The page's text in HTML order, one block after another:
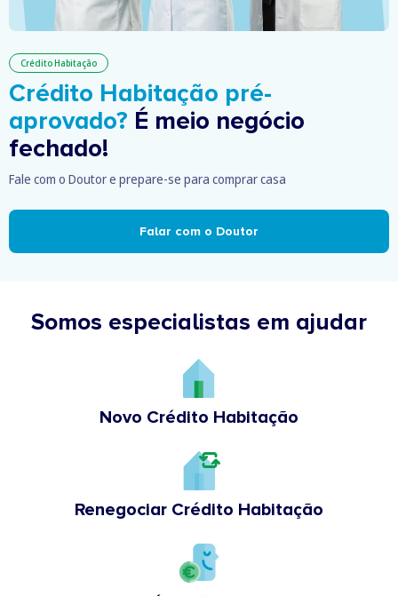
Crédito Habitação
Crédito Habitação pré-
aprovado? É meio negócio
fechado!
Fale com o Doutor e prepare-se para comprar casa
Falar com o Doutor
Somos especialistas em ajudar
Novo Crédito Habitação
Renegociar Crédito Habitação